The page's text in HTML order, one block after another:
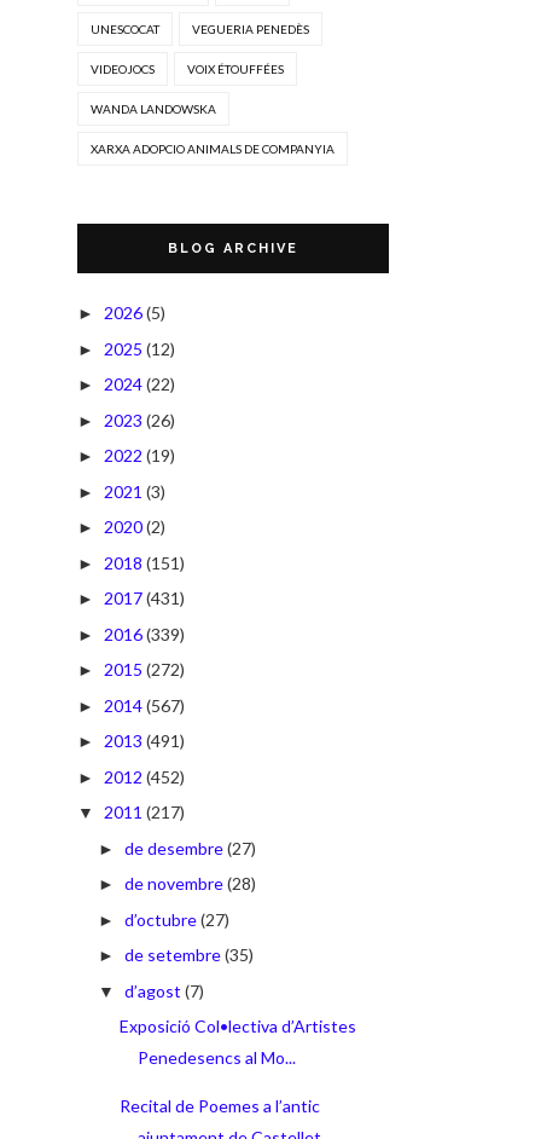
UNESCOCAT VEGUERIA PENEDÈS
VIDEOJOCS VOIX ÉTOUFFÉES
WANDA LANDOWSKA
XARXA ADOPCIO ANIMALS DE COMPANYIA
BLOG ARCHIVE
► 2026(5)
► 2025 (12)
► 2024(22)
► 2023 (26)
► 2022 (19)
► 2021 (3)
► 2020(2)
► 2018 (151)
► 2017(431)
► 2016(339)
► 2015 (272)
► 2014(567)
► 2013 (491)
► 2012 (452)
▼ 2011 (217)
► de desembre(27)
► de novembre(28)
► d’octubre(27)
► de setembre(35)
▼ d’agost (7)
Exposició Col•lectiva d’Artistes
Penedesencs al Mo...
Recital de Poemes a l’antic